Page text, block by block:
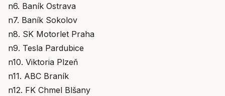
n6. Baník Ostrava
n7. Baník Sokolov
n8. SK Motorlet Praha
n9. Tesla Pardubice
n10. Viktoria Plzeň
n11. ABC Braník
n12. FK Chmel Blšany